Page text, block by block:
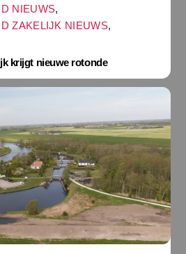
NIEUWS,
ZAKELIJK NIEUWS,
krijgt nieuwe rotonde